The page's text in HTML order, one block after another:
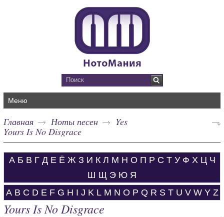
Меню
Главная Ноты песен
Yes
Yours Is No Disgrace
А Б В Г Д Е Ё Ж З И К Л М Н О П Р С Т У Ф Х Ц Ч
Ш Щ Э Ю Я
A B C D E F G H I J K L M N O P Q R S T U V W Y Z
Yours Is No Disgrace